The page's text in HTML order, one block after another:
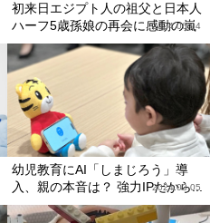
初来日エジプト人の祖父と日本人
ハーフ5歳孫娘の再会に感動の嵐
2024.06.04
幼児教育にAI「しまじろう」導
入、親の本音は？ 強力IPだから...
2024.03.05